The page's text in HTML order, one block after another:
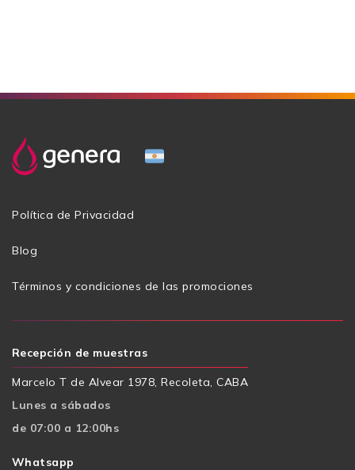
Política de Privacidad
Blog
Términos y condiciones de las promociones
Recepción de muestras
Marcelo T de Alvear 1978, Recoleta, CABA
Lunes a sábados
de 07:00 a 12:00hs
Whatsapp